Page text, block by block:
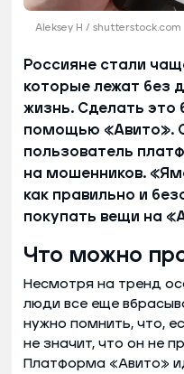
Aleksey H / shutterstock.com
Россияне стали
которые лежат без
жизнь. Сделать это
помощью «Авито».
пользователь
на мошенников.
как правильно и
покупать вещи на
Что можно
Несмотря на тренд
люди все еще
нужно помнить, что,
не значит, что он не
Платформа «Авито»